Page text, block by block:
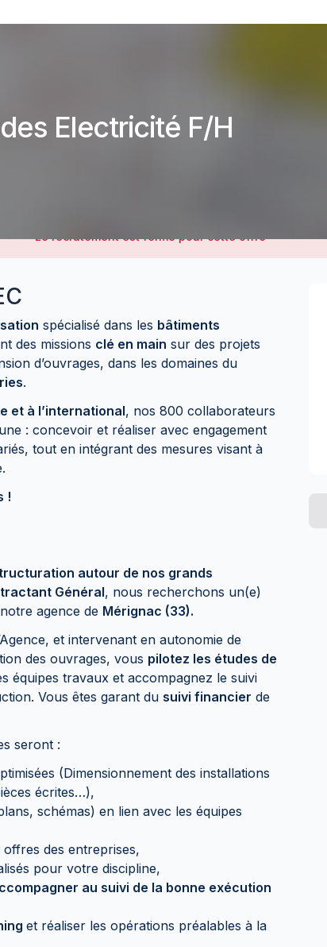
Electricité F/H
Le recrutement est fermé pour cette offre
spécialisé dans les bâtiments
des missions clé en main sur des projets
d’ouvrages, dans les domaines du
.
et à l’international, nos 800 collaborateurs
: concevoir et réaliser avec engagement
tout en intégrant des mesures visant à
!
autour de nos grands
Général, nous recherchons un(e)
agence de Mérignac (33).
et intervenant en autonomie de
des ouvrages, vous pilotez les études de
équipes travaux et accompagnez le suivi
Vous êtes garant du suivi financier de
seront :
(Dimensionnement des installations
écrites…),
schémas) en lien avec les équipes
offres des entreprises,
pour votre discipline,
au suivi de la bonne exécution
et réaliser les opérations préalables à la